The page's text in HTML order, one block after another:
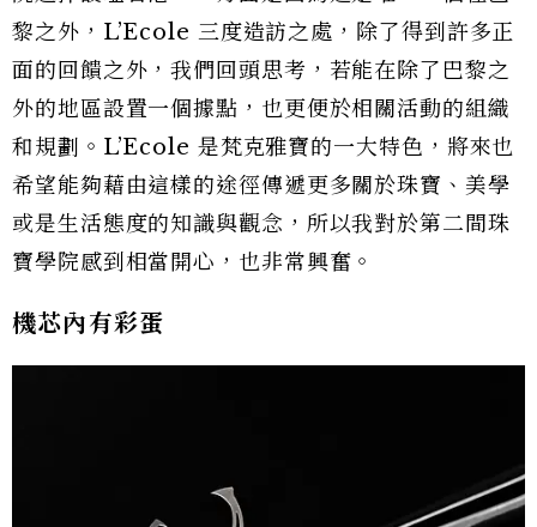
黎之外，L’Ecole 三度造訪之處，除了得到許多正
面的回饋之外，我們回頭思考，若能在除了巴黎之
外的地區設置一個據點，也更便於相關活動的組織
和規劃。L’Ecole 是梵克雅寶的一大特色，將來也
希望能夠藉由這樣的途徑傳遞更多關於珠寶、美學
或是生活態度的知識與觀念，所以我對於第二間珠
寶學院感到相當開心，也非常興奮。
機芯內有彩蛋